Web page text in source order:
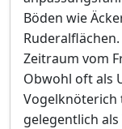
Böden wie
Zeitraum vom
Obwohl oft als
Vogelknöterich
gelegentlich